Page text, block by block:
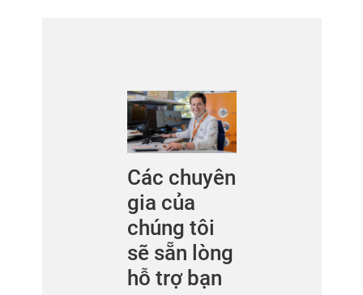
Các chuyên
gia của
chúng tôi
sẽ sẵn lòng
hỗ trợ bạn